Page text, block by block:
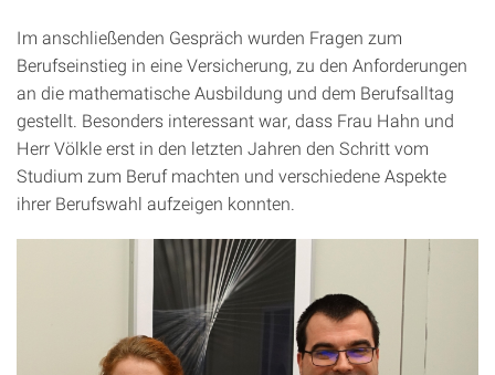
Im anschließenden Gespräch wurden Fragen zum
Berufseinstieg in eine Versicherung, zu den Anforderungen
an die mathematische Ausbildung und dem Berufsalltag
gestellt. Besonders interessant war, dass Frau Hahn und
Herr Völkle erst in den letzten Jahren den Schritt vom
Studium zum Beruf machten und verschiedene Aspekte
ihrer Berufswahl aufzeigen konnten.